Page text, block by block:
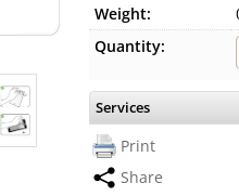
Weight:
Quantity:
Services
Print
Share